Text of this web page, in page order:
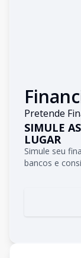
Pretende
SIMULE
LUGAR
Simule seu
bancos e